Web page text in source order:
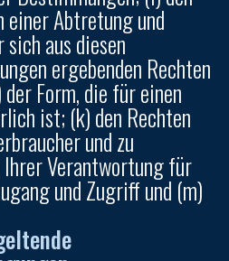
einer Abtretung und
aus diesen
ergebenden Rechten
Form, die für einen
ist; (k) den Rechten
und zu
Verantwortung für
und Zugriff und (m)